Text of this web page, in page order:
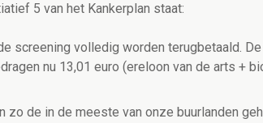
5 van het Kankerplan staat:
screening volledig worden terugbetaald.
nu 13,01 euro (ereloon van de arts +
zo de in de meeste van onze buurlanden